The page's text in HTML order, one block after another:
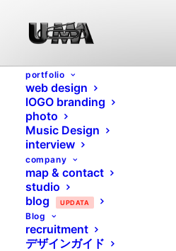
portfolio
web design
lOGO branding
photo
Music Design
interview
company
map & contact
studio
blog
UPDATA
Blog
recruitment
デザインガイド
行定勲
2014/06/09 | IN